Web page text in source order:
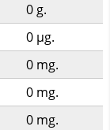
0 g.
0 µg.
0 mg.
0 mg.
0 mg.